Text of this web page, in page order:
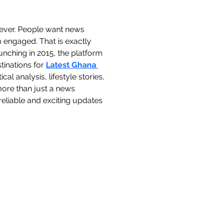
People want news
That is exactly
in 2015, the platform
for Latest Ghana
analysis, lifestyle stories,
than just a news
and exciting updates